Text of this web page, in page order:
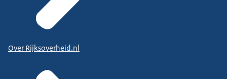
Over Rijksoverheid.nl